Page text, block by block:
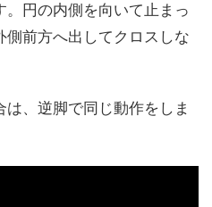
円の内側を向いて止まっ
前方へ出してクロスしな
、逆脚で同じ動作をしま